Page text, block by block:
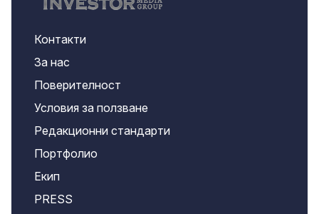
Контакти
За нас
Поверителност
Условия за ползване
Редакционни стандарти
Портфолио
Екип
PRESS